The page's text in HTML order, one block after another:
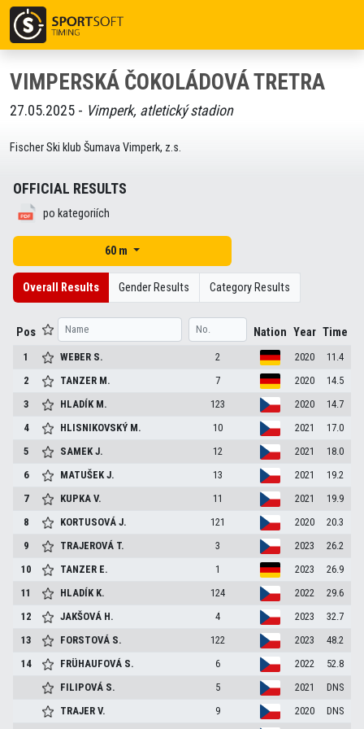
VIMPERSKÁ ČOKOLÁDOVÁ TRETRA
27.05.2025 - Vimperk, atletický stadion
Fischer Ski klub Šumava Vimperk, z.s.
OFFICIAL RESULTS
po kategoriích
60 m
Overall Results Gender Results Category Results
Pos Nation Year Time
1 WEBER S. 2 2020
11.4
2
TANZER M. 7 2020
14.5
3
HLADÍK M. 123 2020
14.7
4
HLISNIKOVSKÝ M. 10 2021
17.0
5
SAMEKJ. 12 2021
18.0
6
MATUŠEKJ. 13 2021
19.2
7
KUPKAV. 11 2021
19.9
8
KORTUSOVÁJ. 121 2020
20.3
9
TRAJEROVÁ T. 3 2023
26.2
10
TANZER E. 1 2023
26.9
11
HLADÍK K. 124 2022
29.6
12
JAKŠOVÁ H. 4 2023
32.7
13
FORSTOVÁ S. 122 2023
48.2
14
FRÜHAUFOVÁ S. 6 2022
52.8
FILIPOVÁ S. 5 2021
DNS
TRAJERV. 9 2020
DNS